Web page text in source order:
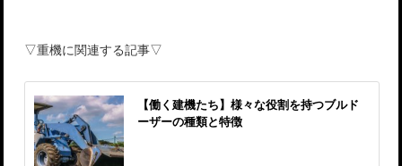
▽重機に関連する記事▽
【働く建機たち】様々な役割を持つブルド
ーザーの種類と特徴